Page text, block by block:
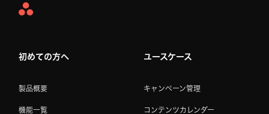
Asana
初めての方へ
製品概要
機能一覧
ユースケース
キャンペーン管理
コンテンツカレンダー